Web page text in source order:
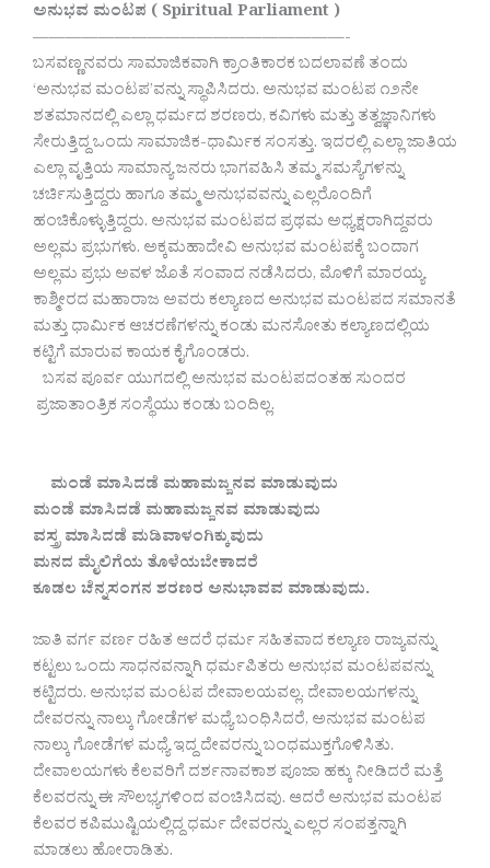
ಅನುಭವ ಮಂಟಪ ( Spiritual Parliament )
———————————————————-
ಬಸವಣ್ಣನವರು ಸಾಮಾಜಿಕವಾಗಿ ಕ್ರಾಂತಿಕಾರಕ ಬದಲಾವಣೆ ತಂದು
‘ಅನುಭವ ಮಂಟಪ’ವನ್ನು ಸ್ಥಾಪಿಸಿದರು. ಅನುಭವ ಮಂಟಪ ೧೨ನೇ
ಶತಮಾನದಲ್ಲಿ ಎಲ್ಲಾ ಧರ್ಮದ ಶರಣರು, ಕವಿಗಳು ಮತ್ತು ತತ್ವಜ್ಞಾನಿಗಳು
ಸೇರುತ್ತಿದ್ದ ಒಂದು ಸಾಮಾಜಿಕ-ಧಾರ್ಮಿಕ ಸಂಸತ್ತು. ಇದರಲ್ಲಿ ಎಲ್ಲಾ ಜಾತಿಯ
ಎಲ್ಲಾ ವೃತ್ತಿಯ ಸಾಮಾನ್ಯ ಜನರು ಭಾಗವಹಿಸಿ ತಮ್ಮ ಸಮಸ್ಯೆಗಳನ್ನು
ಚರ್ಚಿಸುತ್ತಿದ್ದರು ಹಾಗೂ ತಮ್ಮ ಅನುಭವವನ್ನು ಎಲ್ಲರೊಂದಿಗೆ
ಹಂಚಿಕೊಳ್ಳುತ್ತಿದ್ದರು. ಅನುಭವ ಮಂಟಪದ ಪ್ರಥಮ ಅಧ್ಯಕ್ಷರಾಗಿದ್ದವರು
ಅಲ್ಲಮ ಪ್ರಭುಗಳು. ಅಕ್ಕಮಹಾದೇವಿ ಅನುಭವ ಮಂಟಪಕ್ಕೆ ಬಂದಾಗ
ಅಲ್ಲಮ ಪ್ರಭು ಅವಳ ಜೊತೆ ಸಂವಾದ ನಡೆಸಿದರು, ಮೊಳಿಗೆ ಮಾರಯ್ಯ
ಕಾಶ್ಮೀರದ ಮಹಾರಾಜ ಅವರು ಕಲ್ಯಾಣದ ಅನುಭವ ಮಂಟಪದ ಸಮಾನತೆ
ಮತ್ತು ಧಾರ್ಮಿಕ ಆಚರಣೆಗಳನ್ನು ಕಂಡು ಮನಸೋತು ಕಲ್ಯಾಣದಲ್ಲಿಯ
ಕಟ್ಟಿಗೆ ಮಾರುವ ಕಾಯಕ ಕೈಗೊಂಡರು.
ಬಸವ ಪೂರ್ವ ಯುಗದಲ್ಲಿ ಅನುಭವ ಮಂಟಪದಂತಹ ಸುಂದರ
ಪ್ರಜಾತಾಂತ್ರಿಕ ಸಂಸ್ಥೆಯು ಕಂಡು ಬಂದಿಲ್ಲ.
ಮಂಡೆ ಮಾಸಿದಡೆ ಮಹಾಮಜ್ಜನವ ಮಾಡುವುದು
ಮಂಡೆ ಮಾಸಿದಡೆ ಮಹಾಮಜ್ಜನವ ಮಾಡುವುದು
ವಸ್ತ್ರ ಮಾಸಿದಡೆ ಮಡಿವಾಳಂಗಿಕ್ಕುವುದು
ಮನದ ಮೈಲಿಗೆಯ ತೊಳೆಯಬೇಕಾದರೆ
ಕೂಡಲ ಚೆನ್ನಸಂಗನ ಶರಣರ ಅನುಭಾವವ ಮಾಡುವುದು.
ಜಾತಿ ವರ್ಗ ವರ್ಣ ರಹಿತ ಆದರೆ ಧರ್ಮ ಸಹಿತವಾದ ಕಲ್ಯಾಣ ರಾಜ್ಯವನ್ನು
ಕಟ್ಟಲು ಒಂದು ಸಾಧನವನ್ನಾಗಿ ಧರ್ಮಪಿತರು ಅನುಭವ ಮಂಟಪವನ್ನು
ಕಟ್ಟಿದರು. ಅನುಭವ ಮಂಟಪ ದೇವಾಲಯವಲ್ಲ. ದೇವಾಲಯಗಳನ್ನು
ದೇವರನ್ನು ನಾಲ್ಕು ಗೋಡೆಗಳ ಮಧ್ಯೆ ಬಂಧಿಸಿದರೆ, ಅನುಭವ ಮಂಟಪ
ನಾಲ್ಕು ಗೋಡೆಗಳ ಮಧ್ಯೆ ಇದ್ದ ದೇವರನ್ನು ಬಂಧಮುಕ್ತಗೊಳಿಸಿತು.
ದೇವಾಲಯಗಳು ಕೆಲವರಿಗೆ ದರ್ಶನಾವಕಾಶ ಪೂಜಾ ಹಕ್ಕು ನೀಡಿದರೆ ಮತ್ತೆ
ಕೆಲವರನ್ನು ಈ ಸೌಲಭ್ಯಗಳಿಂದ ವಂಚಿಸಿದವು. ಆದರೆ ಅನುಭವ ಮಂಟಪ
ಕೆಲವರ ಕಪಿಮುಷ್ಟಿಯಲ್ಲಿದ್ದ ಧರ್ಮ ದೇವರನ್ನು ಎಲ್ಲರ ಸಂಪತ್ತನ್ನಾಗಿ
ಮಾಡಲು ಹೋರಾಡಿತು.